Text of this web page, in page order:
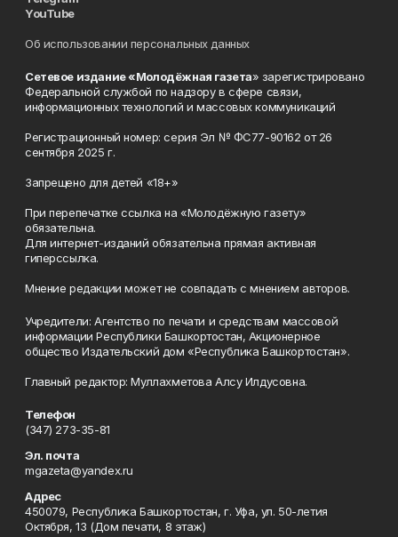
YouTube
Об использовании персональных данных
Сетевое издание «Молодёжная газета» зарегистрировано
Федеральной службой по надзору в сфере связи,
информационных технологий и массовых коммуникаций
Регистрационный номер: серия Эл № ФС77-90162 от 26
сентября 2025 г.
Запрещено для детей «18+»
При перепечатке ссылка на «Молодёжную газету»
обязательна.
Для интернет-изданий обязательна прямая активная
гиперссылка.
Мнение редакции может не совпадать с мнением авторов.
Учредители: Агентство по печати и средствам массовой
информации Республики Башкортостан, Акционерное
общество Издательский дом «Республика Башкортостан».
Главный редактор: Муллахметова Алсу Илдусовна.
Телефон
(347) 273-35-81
Эл. почта
mgazeta@yandex.ru
Адрес
450079, Республика Башкортостан, г. Уфа, ул. 50-летия
Октября, 13 (Дом печати, 8 этаж)